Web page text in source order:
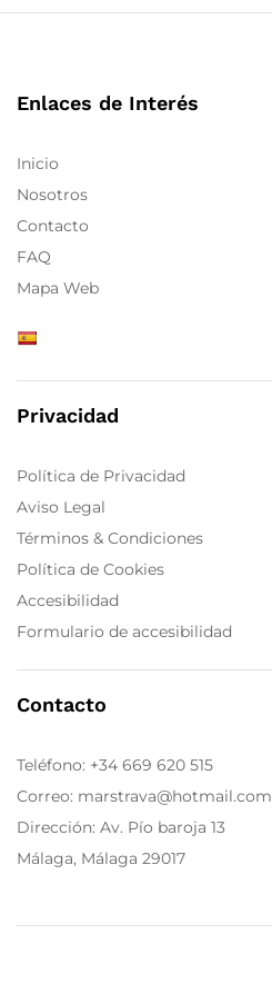
Enlaces de Interés
Inicio
Nosotros
Contacto
FAQ
Mapa Web
Privacidad
Política de Privacidad
Aviso Legal
Términos & Condiciones
Política de Cookies
Accesibilidad
Formulario de accesibilidad
Contacto
Teléfono: +34 669 620 515
Correo: marstrava@hotmail.com
Dirección: Av. Pío baroja 13
Málaga, Málaga 29017